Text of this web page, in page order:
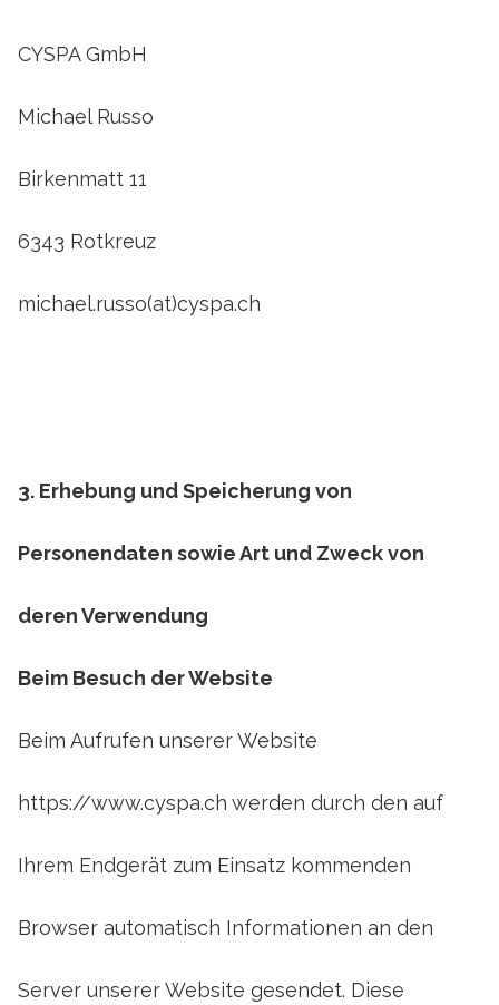
CYSPA GmbH
Michael Russo
Birkenmatt 11
6343 Rotkreuz
michael.russo(at)cyspa.ch
3. Erhebung und Speicherung von
Personendaten sowie Art und Zweck von
deren Verwendung
Beim Besuch der Website
Beim Aufrufen unserer Website
https://www.cyspa.ch werden durch den auf
Ihrem Endgerät zum Einsatz kommenden
Browser automatisch Informationen an den
Server unserer Website gesendet. Diese